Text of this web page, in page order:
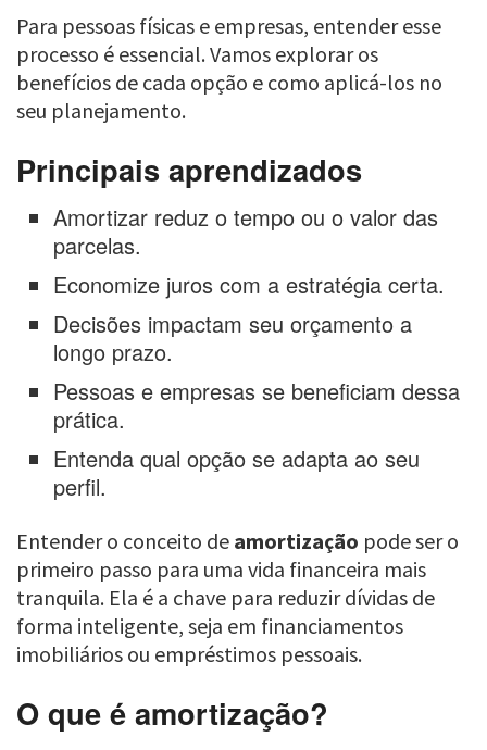
Para pessoas físicas e empresas, entender esse
processo é essencial. Vamos explorar os
benefícios de cada opção e como aplicá-los no
seu planejamento.
Principais aprendizados
Amortizar reduz o tempo ou o valor das
parcelas.
Economize juros com a estratégia certa.
Decisões impactam seu orçamento a
longo prazo.
Pessoas e empresas se beneficiam dessa
prática.
Entenda qual opção se adapta ao seu
perfil.
Entender o conceito de amortização pode ser o
primeiro passo para uma vida financeira mais
tranquila. Ela é a chave para reduzir dívidas de
forma inteligente, seja em financiamentos
imobiliários ou empréstimos pessoais.
O que é amortização?